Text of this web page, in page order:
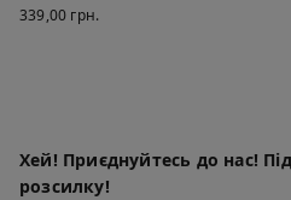
339,00 грн.
Хей! Приєднуйтесь до нас!
розсилку!